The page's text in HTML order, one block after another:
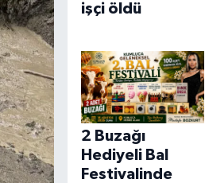
işçi öldü
2 Buzağı
Hediyeli Bal
Festivalinde